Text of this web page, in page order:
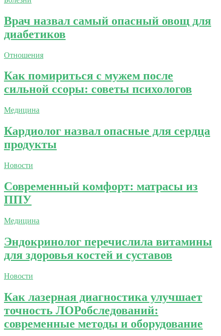
Врач назвал самый опасный овощ для
диабетиков
Отношения
Как помириться с мужем после
сильной ссоры: советы психологов
Медицина
Кардиолог назвал опасные для сердца
продукты
Новости
Современный комфорт: матрасы из
ППУ
Медицина
Эндокринолог перечислила витамины
для здоровья костей и суставов
Новости
Как лазерная диагностика улучшает
точность ЛОРобследований:
современные методы и оборудование